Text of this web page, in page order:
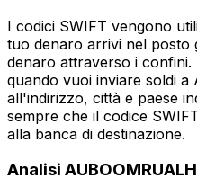
I codici SWIFT vengono
tuo denaro arrivi nel posto
denaro attraverso i confini.
quando vuoi inviare soldi a
all'indirizzo, città e paese
sempre che il codice
alla banca di destinazione.
Analisi AUBOOMRUALH